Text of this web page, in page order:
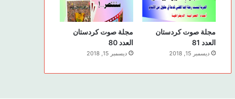
مجلة صوت كردستان
العدد 81
ديسمبر 15, 2018
مجلة صوت كردستان
العدد 80
ديسمبر 15, 2018